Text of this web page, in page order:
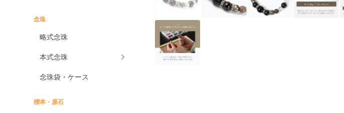
念珠
略式念珠
本式念珠
念珠袋・ケース
標本・原石